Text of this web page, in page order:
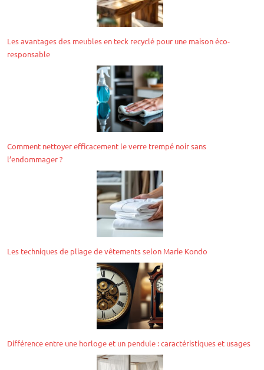
Les avantages des meubles en teck recyclé pour une maison éco-
responsable
Comment nettoyer efficacement le verre trempé noir sans
l’endommager ?
Les techniques de pliage de vêtements selon Marie Kondo
Différence entre une horloge et un pendule : caractéristiques et usages